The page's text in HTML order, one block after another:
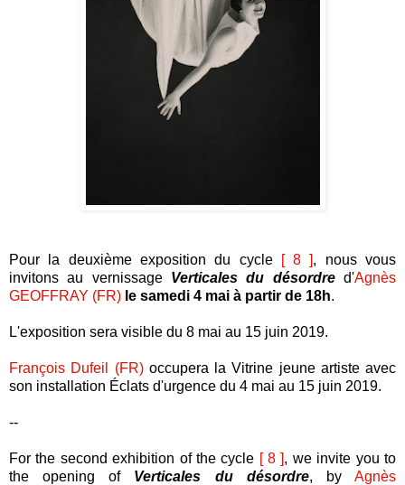
Pour la deuxième exposition du cycle [ 8 ], nous vous
invitons au vernissage Verticales du désordre d'Agnès
GEOFFRAY (FR) le samedi 4 mai à partir de 18h.
L'exposition sera visible du 8 mai au 15 juin 2019.
François Dufeil (FR)occupera la Vitrine jeune artiste avec
son installation Éclats d'urgence du 4 mai au 15 juin 2019.
--
For the second exhibition of the cycle [ 8 ], we invite you to
the opening of Verticales du désordre, byAgnès